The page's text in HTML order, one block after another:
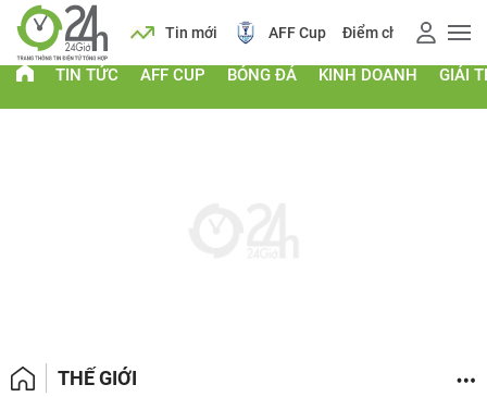
Lịch Tin mới AFF Cup Điểm chuẩn 2026
TIN TỨC AFF CUP BÓNG ĐÁ KINH DOANH GIẢI
THẾ GIỚI